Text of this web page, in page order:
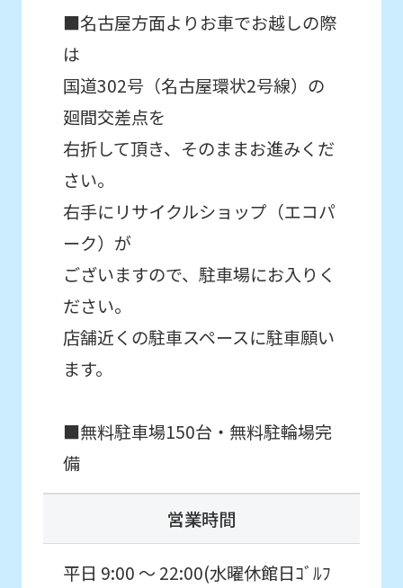
■名古屋方面よりお車でお越しの際
は
国道302号（名古屋環状2号線）の
廻間交差点を
右折して頂き、そのままお進みくだ
さい。
右手にリサイクルショップ（エコパ
ーク）が
ございますので、駐車場にお入りく
ださい。
店舗近くの駐車スペースに駐車願い
ます。
■無料駐車場150台・無料駐輪場完
備
営業時間
平日 9:00 ～ 22:00(水曜休館日ｺﾞﾙﾌ
may
an
translation.
translation
differ
the
ask
you
fully
understand